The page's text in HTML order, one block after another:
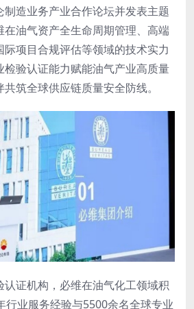
制造业务产业合作论坛并发表主题
在油气资产全生命周期管理、高端
项目合规评估等领域的技术实力
检验认证能力赋能油气产业高质量
筑全球供应链质量安全防线。
证机构，必维在油气化工领域积
行业服务经验与5500余名全球专业